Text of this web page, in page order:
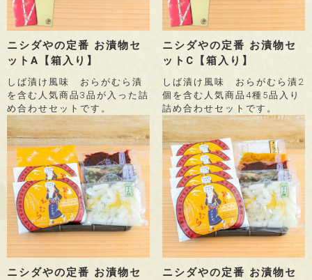
ニシダやの定番 お漬物セ
ットA【箱入り】
しば漬け風味 おらがむら漬
を含む人気商品3品が入った詰
め合わせセットです。
ニシダやの定番 お漬物セ
ットC【箱入り】
しば漬け風味 おらがむら漬2
個を含む人気商品4種5品入り
詰め合わせセットです。
ニシダやの定番 お漬物セ
ニシダやの定番 お漬物セ